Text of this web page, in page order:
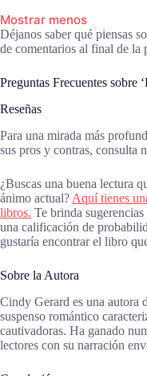
Mostrar menos
Déjanos saber qué piensas
de comentarios al final de la
Preguntas Frecuentes sobre
Reseñas
Para una mirada más
sus pros y contras, consulta
¿Buscas una buena lectura
ánimo actual? Aquí tienes
libros. Te brinda
una calificación de
gustaría encontrar el libro
Sobre la Autora
Cindy Gerard es una autora
suspenso romántico
cautivadoras. Ha ganado
lectores con su narración